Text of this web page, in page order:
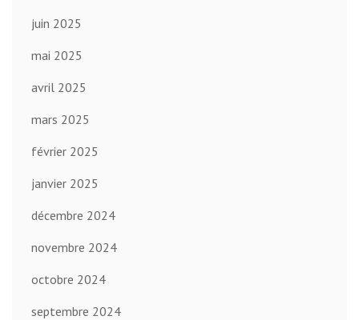
juin 2025
mai 2025
avril 2025
mars 2025
février 2025
janvier 2025
décembre 2024
novembre 2024
octobre 2024
septembre 2024